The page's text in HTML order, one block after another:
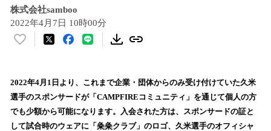
株式会社samboo
2022年4月7日 10時00分
い
！
数
を
読
2022年4月1日より、これまで企業・団体からのみ受け付けていた久米
選手のスポンサードが「CAMPFIREコミュニティ」を通じて個人の方
でも少額から可能になります。入会された方は、スポンサードの証と
して試合時のウェアに「粂粂クラブ」のロゴ、久米選手のオフィシャ